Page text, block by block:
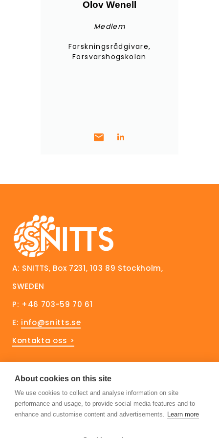
Olov Wenell
Medlem
Forskningsrådgivare,
Försvarshögskolan
mail
A: SNITTS, Box 7231, 103 89 Stockholm,
SWEDEN
P: +46 703-59 70 61
E: info@snitts.se
Kontakta oss >
Håll dig uppdaterad!
Prenumerera på vårt nyhetsbrev
Följ oss på Linkedin
About cookies on this site
We use cookies to collect and analyse information on site
performance and usage, to provide social media features and to
enhance and customise content and advertisements. Learn more